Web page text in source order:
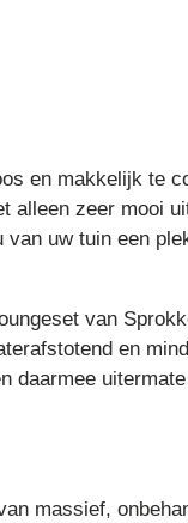
en makkelijk te
alleen zeer mooi
uw tuin een
van
en
daarmee
massief,